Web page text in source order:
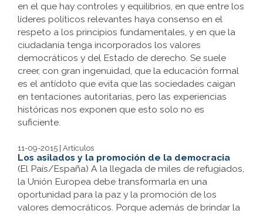
en el que hay controles y equilibrios, en que entre los
líderes políticos relevantes haya consenso en el
respeto a los principios fundamentales, y en que la
ciudadanía tenga incorporados los valores
democráticos y del Estado de derecho. Se suele
creer, con gran ingenuidad, que la educación formal
es el antídoto que evita que las sociedades caigan
en tentaciones autoritarias, pero las experiencias
históricas nos exponen que esto solo no es
suficiente.
11-09-2015 | Artículos
Los asilados y la promoción de la democracia
(El País/España) A la llegada de miles de refugiados,
la Unión Europea debe transformarla en una
oportunidad para la paz y la promoción de los
valores democráticos. Porque además de brindar la